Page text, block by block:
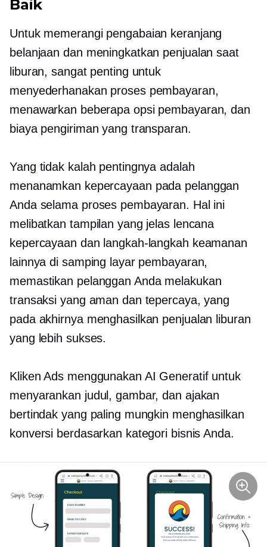
Baik
Untuk memerangi pengabaian keranjang
belanjaan dan meningkatkan penjualan saat
liburan, sangat penting untuk
menyederhanakan proses pembayaran,
menawarkan beberapa opsi pembayaran, dan
biaya pengiriman yang transparan.
Yang tidak kalah pentingnya adalah
menanamkan kepercayaan pada pelanggan
Anda selama proses pembayaran. Hal ini
melibatkan tampilan yang jelas lencana
kepercayaan dan langkah-langkah keamanan
lainnya di samping layar pembayaran,
memastikan pelanggan Anda melakukan
transaksi yang aman dan tepercaya, yang
pada akhirnya menghasilkan penjualan liburan
yang lebih sukses.
Kliken Ads menggunakan AI Generatif untuk
menyarankan judul, gambar, dan ajakan
bertindak yang paling mungkin menghasilkan
konversi berdasarkan kategori bisnis Anda.